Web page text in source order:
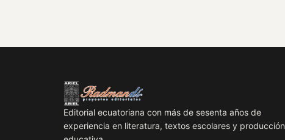
Editorial ecuatoriana con más de sesenta años de
experiencia en literatura, textos escolares y producción